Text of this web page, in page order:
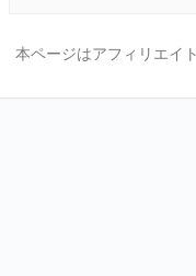
本ページはアフィリエイ